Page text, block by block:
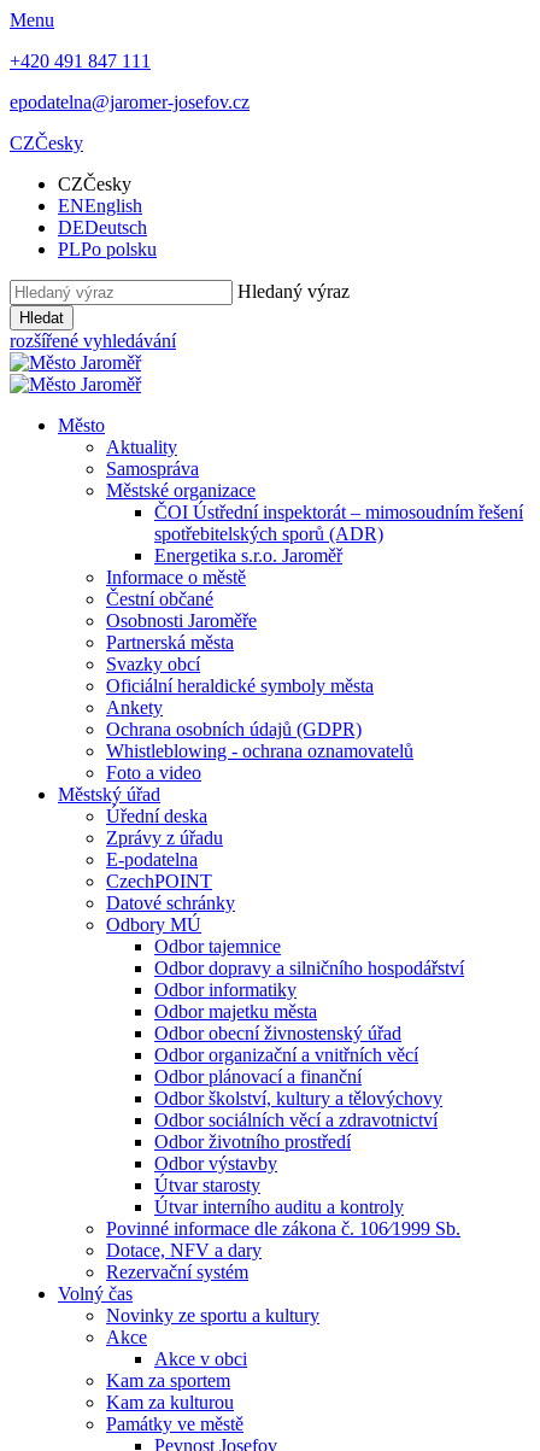
Menu
+420 491 847 111
epodatelna@jaromer-josefov.cz
CZČesky
CZČesky
ENEnglish
DEDeutsch
PLPo polsku
Hledaný výraz
Hledat
rozšířené vyhledávání
Město
Aktuality
Samospráva
Městské organizace
ČOI Ústřední inspektorát – mimosoudním řešení
spotřebitelských sporů (ADR)
Energetika s.r.o. Jaroměř
Informace o městě
Čestní občané
Osobnosti Jaroměře
Partnerská města
Svazky obcí
Oficiální heraldické symboly města
Ankety
Ochrana osobních údajů (GDPR)
Whistleblowing - ochrana oznamovatelů
Foto a video
Městský úřad
Úřední deska
Zprávy z úřadu
E-podatelna
CzechPOINT
Datové schránky
Odbory MÚ
Odbor tajemnice
Odbor dopravy a silničního hospodářství
Odbor informatiky
Odbor majetku města
Odbor obecní živnostenský úřad
Odbor organizační a vnitřních věcí
Odbor plánovací a finanční
Odbor školství, kultury a tělovýchovy
Odbor sociálních věcí a zdravotnictví
Odbor životního prostředí
Odbor výstavby
Útvar starosty
Útvar interního auditu a kontroly
Povinné informace dle zákona č. 106⁄1999 Sb.
Dotace, NFV a dary
Rezervační systém
Volný čas
Novinky ze sportu a kultury
Akce
Akce v obci
Kam za sportem
Kam za kulturou
Památky ve městě
Pevnost Josefov